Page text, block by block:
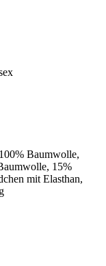
Baumwolle,
15%
mit Elasthan,